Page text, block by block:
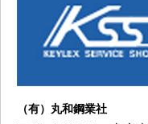
（有）丸和鋼業社